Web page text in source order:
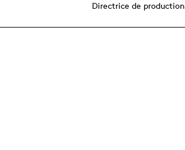
Directrice de production